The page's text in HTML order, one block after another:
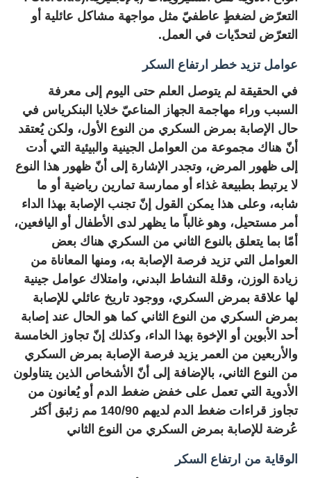
التعرّض لضغطٍ عاطفيّ مثل مواجهة مشاكل عائلية أو
التعرّض لتحدّيات في العمل.
عوامل تزيد خطر ارتفاع السكر
في الحقيقة لم يتوصل العلم حتى اليوم إلى معرفة
السبب وراء مهاجمة الجهاز المناعيّ خلايا البنكرياس في
حال الإصابة بمرض السكري من النوع الأول، ولكن يُعتقد
أنّ هناك مجموعة من العوامل الجينية والبيئية التي أدت
إلى ظهور المرض، وتجدر الإشارة إلى أنّ ظهور هذا النوع
لا يرتبط بطبيعة غذاء أو ممارسة تمارين رياضية أو ما
شابه، وعلى هذا يمكن القول إنّ تجنب الإصابة بهذا الداء
أمر مستحيل، وهو غالباً ما يظهر لدى الأطفال أو اليافعين،
أمّا بما يتعلق بالنوع الثاني من السكري هناك بعض
العوامل التي تزيد فرصة الإصابة به، ومنها المعاناة من
زيادة الوزن، وقلة النشاط البدني، وامتلاك عوامل جينية
لها علاقة بمرض السكري، ووجود تاريخ عائلي للإصابة
بمرض السكري من النوع الثاني كما هو الحال عند إصابة
أحد الأبوين أو الإخوة بهذا الداء، وكذلك إنّ تجاوز الخامسة
والأربعين من العمر يزيد فرصة الإصابة بمرض السكري
من النوع الثاني، بالإضافة إلى أنّ الأشخاص الذين يتناولون
الأدوية التي تعمل على خفض ضغط الدم أو يُعانون من
تجاوز قراءات ضغط الدم لديهم 140/90 مم زئبق أكثر
عُرضة للإصابة بمرض السكري من النوع الثاني
الوقاية من ارتفاع السكر